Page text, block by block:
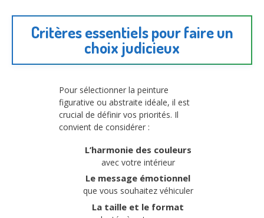
Critères essentiels pour faire un
choix judicieux
Pour sélectionner la peinture
figurative ou abstraite idéale, il est
crucial de définir vos priorités. Il
convient de considérer :
L’harmonie des couleurs
avec votre intérieur
Le message émotionnel
que vous souhaitez véhiculer
La taille et le format